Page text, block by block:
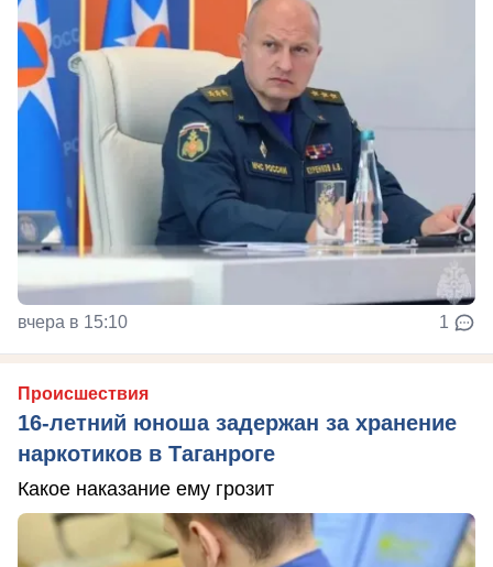
вчера в 15:10 1
Происшествия
16-летний юноша задержан за хранение
наркотиков в Таганроге
Какое наказание ему грозит